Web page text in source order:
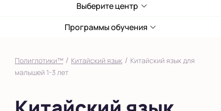
Выберите центр
Выберите центр
Родники
Выбрать другой город
Программы обучения
Полиглотики™ / Китайский язык / Китайский язык для
малышей 1-3 лет